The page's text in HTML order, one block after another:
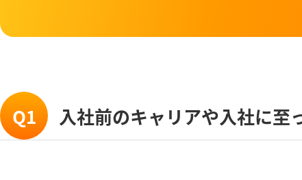
Q1 入社前のキャリアや入社に至